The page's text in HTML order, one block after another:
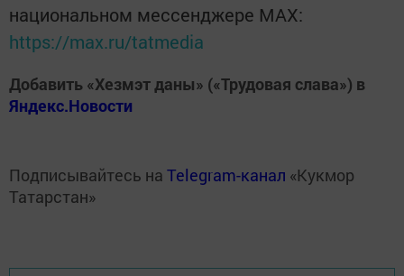
национальном мессенджере MАХ:
https://max.ru/tatmedia
Добавить «Хезмэт даны» («Трудовая слава») в
Яндекс.Новости
Подписывайтесь на Telegram-канал «Кукмор
Татарстан»